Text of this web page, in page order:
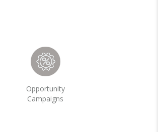
Opportunity
Campaigns